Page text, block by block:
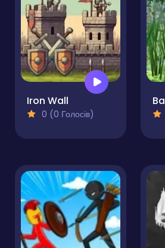
Iron Wall
0 (0 Голосів)